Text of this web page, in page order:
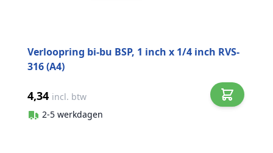
Verloopring bi-bu BSP, 1 inch x 1/4 inch RVS-
316 (A4)
4,34 incl. btw
2-5 werkdagen